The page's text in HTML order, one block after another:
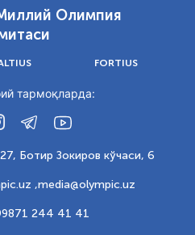
Олимпия
FORTIUS
тармоқларда:
Ботир Зокиров кўчаси, 6
,media@olympic.uz
244 41 41